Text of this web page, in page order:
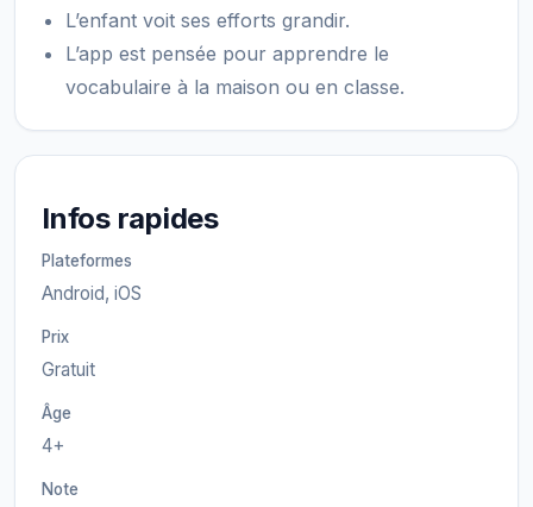
L’enfant voit ses efforts grandir.
L’app est pensée pour apprendre le
vocabulaire à la maison ou en classe.
Infos rapides
Plateformes
Android, iOS
Prix
Gratuit
Âge
4+
Note